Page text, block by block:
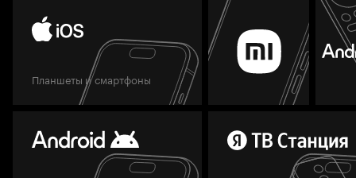
Планшеты и смартфоны